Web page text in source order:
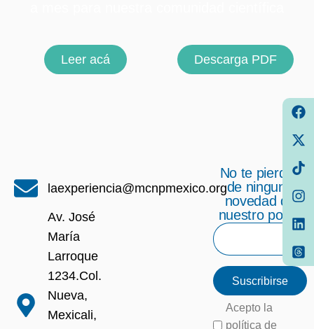
Leer acá Descarga PDF
laexperiencia@mcnpmexico.org
Av. José
María
Larroque
1234.Col.
Nueva,
Mexicali,
No te pierdas
de ninguna
novedad de
nuestro portal
Suscribirse
Acepto la
política de